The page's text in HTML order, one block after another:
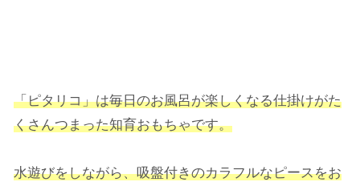
「ピタリコ」は毎日のお風呂が楽しくなる仕掛けがた
くさんつまった知育おもちゃです。
水遊びをしながら、吸盤付きのカラフルなピースをお